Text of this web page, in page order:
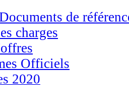
de
charges
Officiels
2020